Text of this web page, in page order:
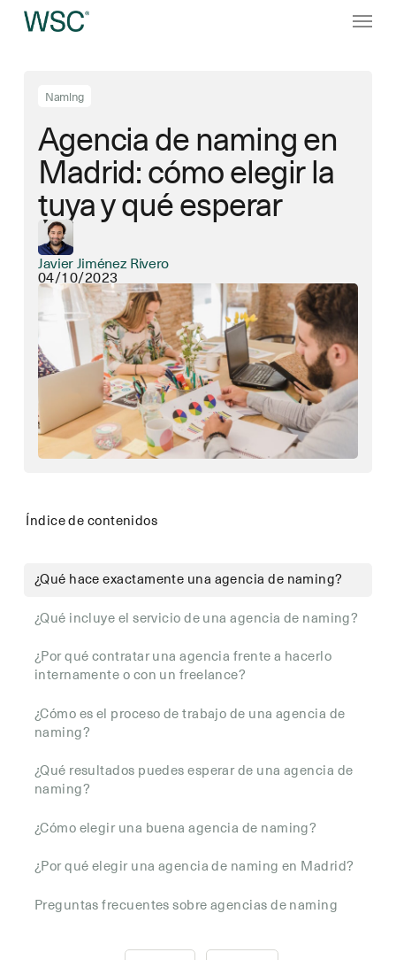
Menú
Naming
Agencia de naming en
Madrid: cómo elegir la
tuya y qué esperar
Javier Jiménez Rivero
04/10/2023
Índice de contenidos
¿Qué hace exactamente una agencia de naming?
¿Qué incluye el servicio de una agencia de naming?
¿Por qué contratar una agencia frente a hacerlo
internamente o con un freelance?
¿Cómo es el proceso de trabajo de una agencia de
naming?
¿Qué resultados puedes esperar de una agencia de
naming?
¿Cómo elegir una buena agencia de naming?
¿Por qué elegir una agencia de naming en Madrid?
Preguntas frecuentes sobre agencias de naming